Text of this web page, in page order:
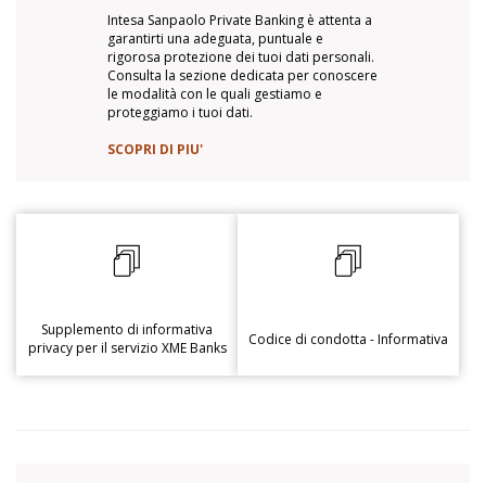
Intesa Sanpaolo Private Banking è attenta a
garantirti una adeguata, puntuale e
rigorosa protezione dei tuoi dati personali.
Consulta la sezione dedicata per conoscere
le modalità con le quali gestiamo e
proteggiamo i tuoi dati.
SCOPRI DI PIU'
Supplemento di informativa
privacy per il servizio XME Banks
Codice di condotta - Informativa